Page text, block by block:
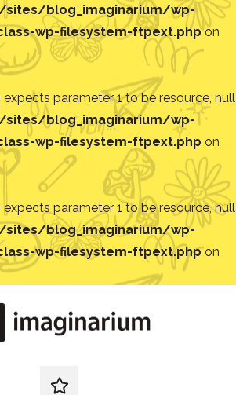
blog_imaginarium/wp-
wp-filesystem-ftpext.phpon
parameter 1 to be resource, null
blog_imaginarium/wp-
wp-filesystem-ftpext.php on
parameter 1 to be resource, null
blog_imaginarium/wp-
wp-filesystem-ftpext.phpon
redes